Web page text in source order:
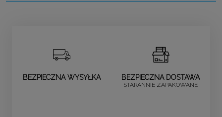
BEZPIECZNA WYSYŁKA BEZPIECZNA DOSTAWA
STARANNIE ZAPAKOWANE